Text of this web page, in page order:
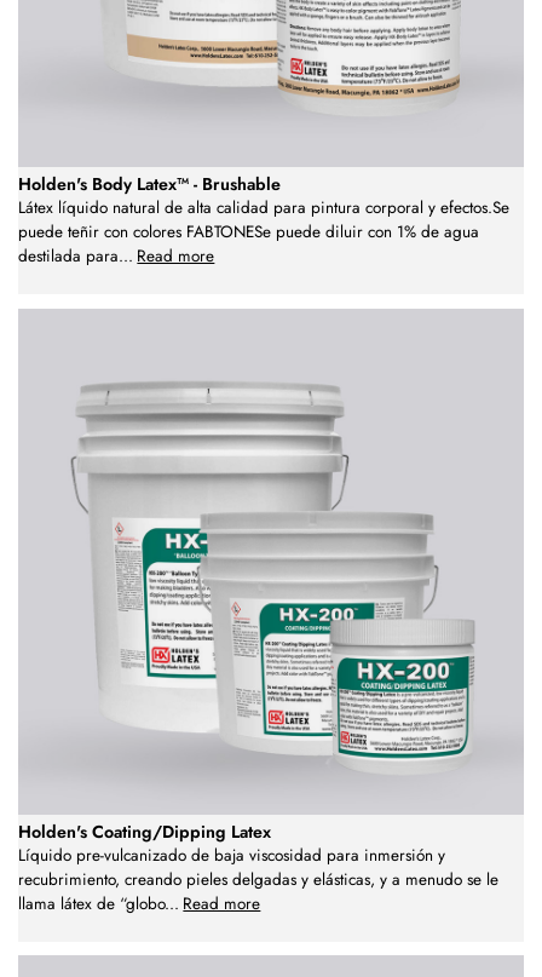
Holden's Body Latex™ - Brushable
Látex líquido natural de alta calidad para pintura corporal y efectos.Se
puede teñir con colores FABTONESe puede diluir con 1% de agua
destilada para... Read more
Holden's Coating/Dipping Latex
Líquido pre-vulcanizado de baja viscosidad para inmersión y
recubrimiento, creando pieles delgadas y elásticas, y a menudo se le
llama látex de “globo... Read more